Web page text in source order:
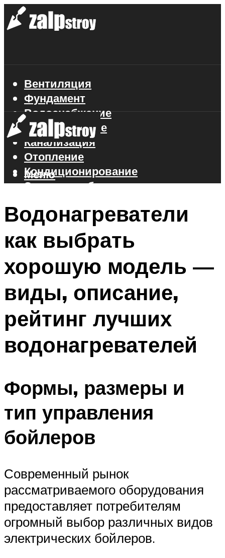
Вентиляция
Фундамент
Водоснабжение
Газоснабжение
Канализация
Отопление
Кондиционирование
Электроснабжение
Меню
Меню
Водонагреватели
как выбрать
хорошую модель —
виды, описание,
рейтинг лучших
водонагревателей
Формы, размеры и
тип управления
бойлеров
Современный рынок
рассматриваемого оборудования
предоставляет потребителям
огромный выбор различных видов
электрических бойлеров.